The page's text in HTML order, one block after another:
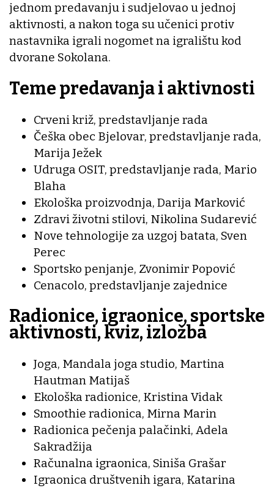
jednom predavanju i sudjelovao u jednoj
aktivnosti, a nakon toga su učenici protiv
nastavnika igrali nogomet na igralištu kod
dvorane Sokolana.
Teme predavanja i aktivnosti
Crveni križ, predstavljanje rada
Češka obec Bjelovar, predstavljanje rada,
Marija Ježek
Udruga OSIT, predstavljanje rada, Mario
Blaha
Ekološka proizvodnja, Darija Marković
Zdravi životni stilovi, Nikolina Sudarević
Nove tehnologije za uzgoj batata, Sven
Perec
Sportsko penjanje, Zvonimir Popović
Cenacolo, predstavljanje zajednice
Radionice, igraonice, sportske
aktivnosti, kviz, izložba
Joga, Mandala joga studio, Martina
Hautman Matijaš
Ekološka radionice, Kristina Vidak
Smoothie radionica, Mirna Marin
Radionica pečenja palačinki, Adela
Sakradžija
Računalna igraonica, Siniša Grašar
Igraonica društvenih igara, Katarina